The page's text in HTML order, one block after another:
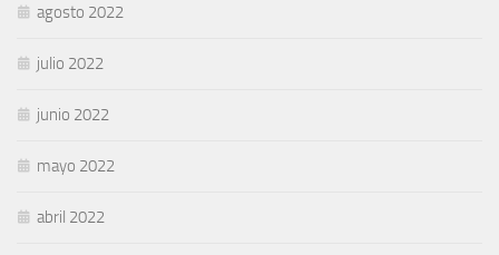
agosto 2022
julio 2022
junio 2022
mayo 2022
abril 2022